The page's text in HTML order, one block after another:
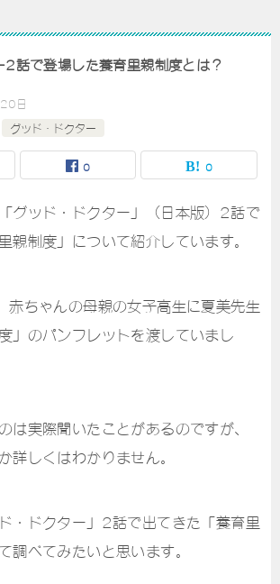
2話で登場した養育里親制度とは？
日
グッド・ドクター
0 0
グッド・ドクター」（日本版）2話で
親制度」について紹介しています。
赤ちゃんの母親の女子高生に夏美先生
」のパンフレットを渡していまし
は実際聞いたことがあるのですが、
詳しくはわかりません。
・ドクター」2話で出てきた「養育里
調べてみたいと思います。